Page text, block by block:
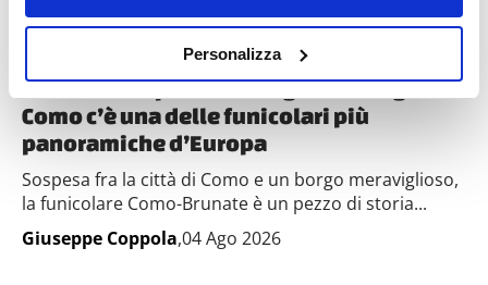
raccogliere informazioni sulla tua posizione
geografica, con un'approssimazione di qualche
metro,
Identificare il tuo dispositivo, scansionandolo
attivamente alla ricerca di caratteristiche specifiche
(impronte digitali).
Approfondisci come vengono elaborati i tuoi dati personali
e imposta le tue preferenze nella
Personalizza
500 metri di pura meraviglia: sul lago di
Como c’è una delle funicolari più
panoramiche d’Europa
Sospesa fra la città di Como e un borgo meraviglioso,
la funicolare Como-Brunate è un pezzo di storia...
Giuseppe Coppola,04 Ago 2026